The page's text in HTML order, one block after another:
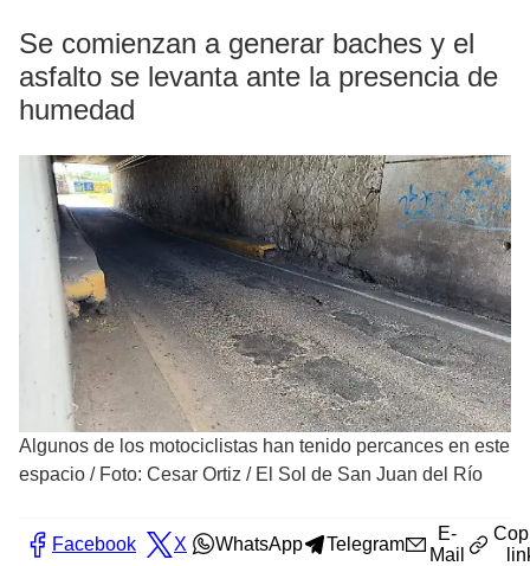
Se comienzan a generar baches y el
asfalto se levanta ante la presencia de
humedad
Algunos de los motociclistas han tenido percances en este
espacio / Foto: Cesar Ortiz / El Sol de San Juan del Río
Facebook X WhatsApp Telegram
E-
Mail